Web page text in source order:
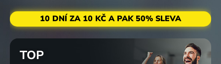
10 DNÍ ZA 10 KČ A PAK 50% SLEVA
TOP